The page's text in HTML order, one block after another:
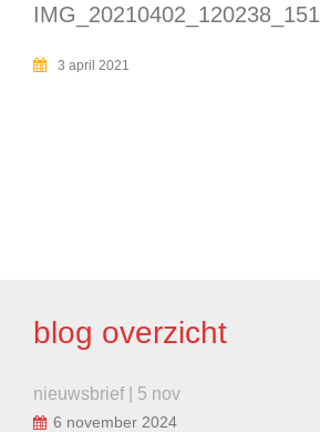
IMG_20210402_120238_151
3 april 2021
blog overzicht
nieuwsbrief | 5 nov
6 november 2024